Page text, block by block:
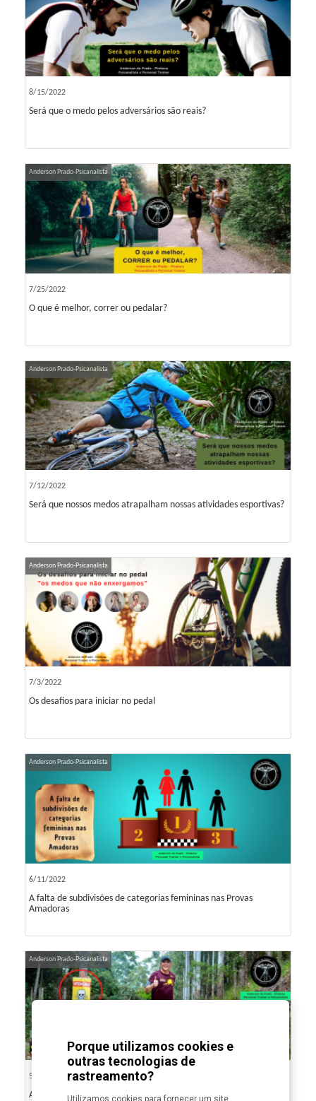
8/15/2022
Será que o medo pelos adversários são reais?
Anderson Prado-Psicanalista
7/25/2022
O que é melhor, correr ou pedalar?
Anderson Prado-Psicanalista
7/12/2022
Será que nossos medos atrapalham nossas atividades esportivas?
Anderson Prado-Psicanalista
7/3/2022
Os desafios para iniciar no pedal
Anderson Prado-Psicanalista
6/11/2022
A falta de subdivisões de categorias femininas nas Provas
Amadoras
Anderson Prado-Psicanalista
5/23/2022
As sinalizações nas provas e o mal estar dos atletas
Porque utilizamos cookies e
outras tecnologias de
rastreamento?
Utilizamos cookies para fornecer um site